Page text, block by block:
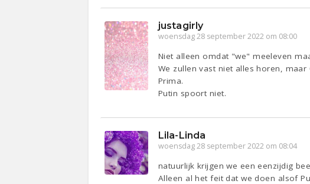
justagirly
woensdag 28 september 2022 om 08:00
Niet alleen omdat "we" meeleven
We zullen vast niet alles horen,
Prima.
Putin spoort niet.
Lila-Linda
woensdag 28 september 2022 om 08:04
natuurlijk krijgen we een eenzijdig
Alleen al het feit dat we doen alsof